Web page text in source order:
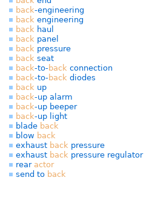
back-engineering
back engineering
back haul
back panel
back pressure
back seat
back-to- back connection
back-to- back diodes
back up
back-up alarm
back-up beeper
back-up light
blade back
blow back
exhaust back pressure
exhaust back pressure regulator
rear actor
send to back